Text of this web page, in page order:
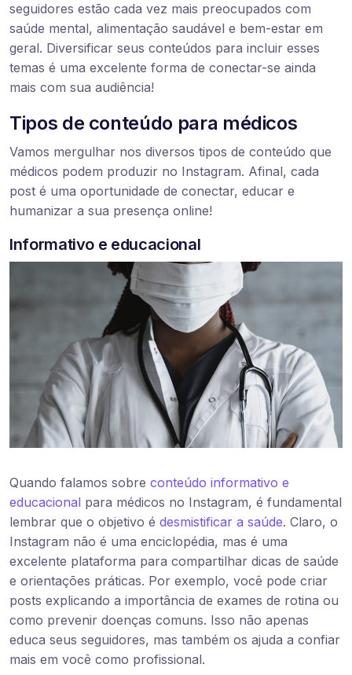
seguidores estão cada vez mais preocupados com
saúde mental, alimentação saudável e bem-estar em
geral. Diversificar seus conteúdos para incluir esses
temas é uma excelente forma de conectar-se ainda
mais com sua audiência!
Tipos de conteúdo para médicos
Vamos mergulhar nos diversos tipos de conteúdo que
médicos podem produzir no Instagram. Afinal, cada
post é uma oportunidade de conectar, educar e
humanizar a sua presença online!
Informativo e educacional
Quando falamos sobre conteúdo informativo e
educacional para médicos no Instagram, é fundamental
lembrar que o objetivo é desmistificar a saúde. Claro, o
Instagram não é uma enciclopédia, mas é uma
excelente plataforma para compartilhar dicas de saúde
e orientações práticas. Por exemplo, você pode criar
posts explicando a importância de exames de rotina ou
como prevenir doenças comuns. Isso não apenas
educa seus seguidores, mas também os ajuda a confiar
mais em você como profissional.